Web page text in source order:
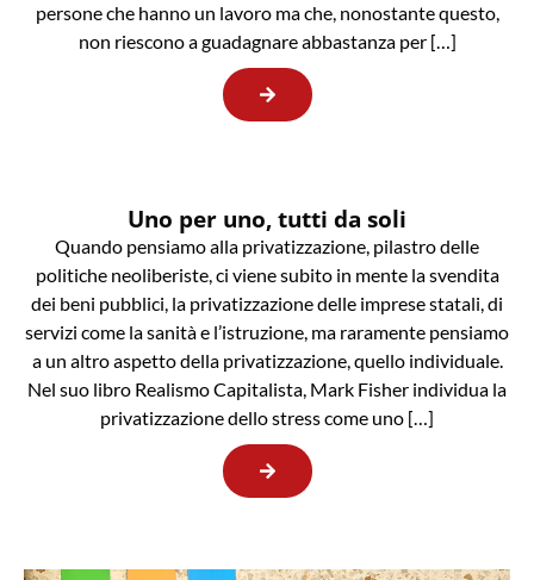
persone che hanno un lavoro ma che, nonostante questo,
non riescono a guadagnare abbastanza per […]
Uno per uno, tutti da soli
Quando pensiamo alla privatizzazione, pilastro delle
politiche neoliberiste, ci viene subito in mente la svendita
dei beni pubblici, la privatizzazione delle imprese statali, di
servizi come la sanità e l’istruzione, ma raramente pensiamo
a un altro aspetto della privatizzazione, quello individuale.
Nel suo libro Realismo Capitalista, Mark Fisher individua la
privatizzazione dello stress come uno […]